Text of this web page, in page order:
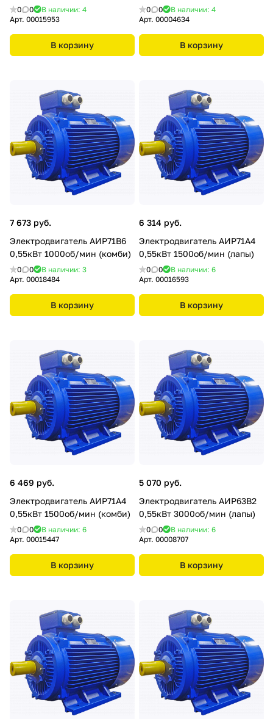
0 0
В наличии: 4
Арт. 00015953
В корзину
0 0
В наличии: 4
Арт. 00004634
В корзину
7 673 руб.
Электродвигатель АИР71В6
0,55кВт 1000об/мин (комби)
0 0
В наличии: 3
Арт. 00018484
В корзину
6 314 руб.
Электродвигатель АИР71А4
0,55кВт 1500об/мин (лапы)
0 0
В наличии: 6
Арт. 00016593
В корзину
6 469 руб.
Электродвигатель АИР71А4
0,55кВт 1500об/мин (комби)
0 0
В наличии: 6
Арт. 00015447
В корзину
5 070 руб.
Электродвигатель АИР63В2
0,55кВт 3000об/мин (лапы)
0 0
В наличии: 6
Арт. 00008707
В корзину